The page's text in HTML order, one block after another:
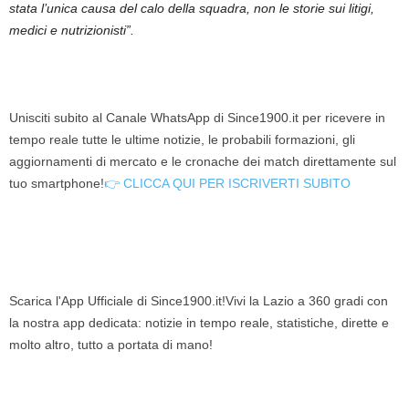
stata l’unica causa del calo della squadra, non le storie sui litigi,
medici e nutrizionisti”.
Unisciti subito al Canale WhatsApp di Since1900.it per ricevere in
tempo reale tutte le ultime notizie, le probabili formazioni, gli
aggiornamenti di mercato e le cronache dei match direttamente sul
tuo smartphone!👉 CLICCA QUI PER ISCRIVERTI SUBITO
Scarica l'App Ufficiale di Since1900.it!Vivi la Lazio a 360 gradi con
la nostra app dedicata: notizie in tempo reale, statistiche, dirette e
molto altro, tutto a portata di mano!